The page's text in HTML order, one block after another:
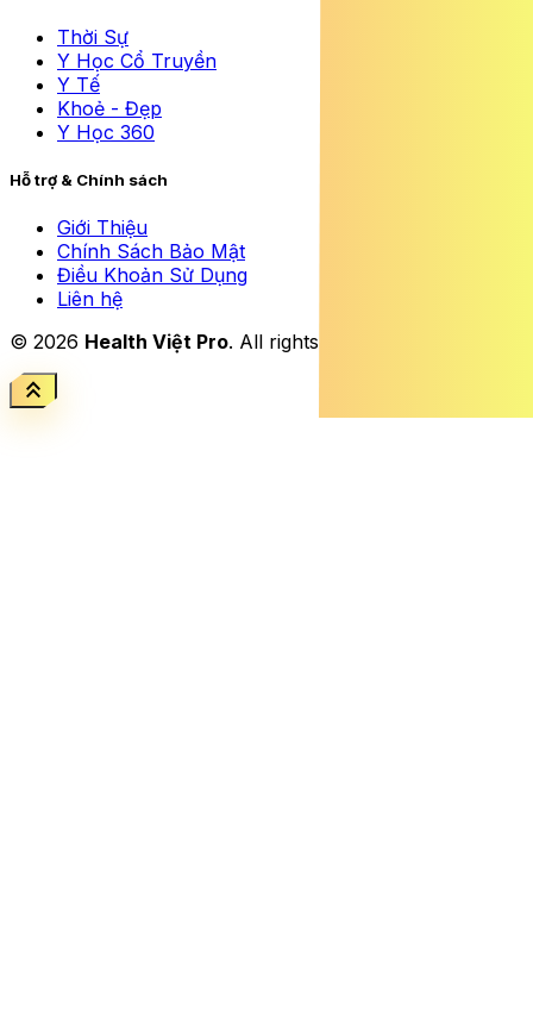
Thời Sự
Y Học Cổ Truyền
Y Tế
Khoẻ - Đẹp
Y Học 360
Hỗ trợ & Chính sách
Giới Thiệu
Chính Sách Bảo Mật
Điều Khoản Sử Dụng
Liên hệ
© 2026 Health Việt Pro. All rights reserved.
keyboard_double_arrow_up